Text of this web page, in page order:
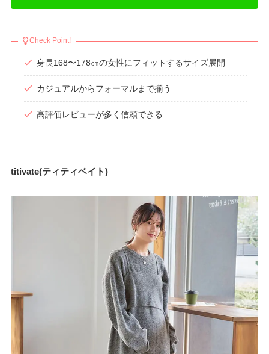
Check Point!
身長168〜178㎝の女性にフィットするサイズ展開
カジュアルからフォーマルまで揃う
高評価レビューが多く信頼できる
titivate(ティティベイト)